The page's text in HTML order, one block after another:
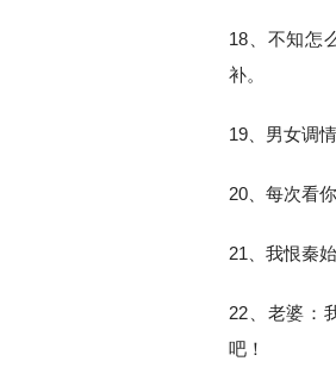
18、不知怎
补。
19、男女调
20、每次看
21、我恨秦
22、老婆：
吧！